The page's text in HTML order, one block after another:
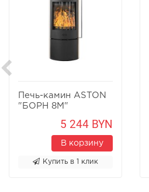
Печь-камин ASTON
"БОРН 8М"
5 244 BYN
В корзину
Купить в 1 клик